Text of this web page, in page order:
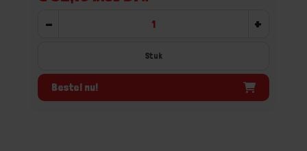
- +
Stuk
Bestel nu!